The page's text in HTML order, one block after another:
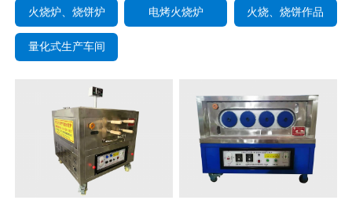
火烧炉、烧饼炉 电烤火烧炉 火烧、烧饼作品
量化式生产车间